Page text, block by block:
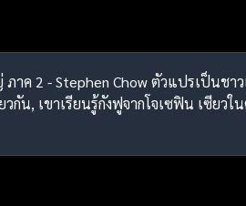
ภาค 2 - Stephen Chow ตัวแปรเป็น
น, เขาเรียนรู้กังฟูจากโจเซฟิน เซียวใ